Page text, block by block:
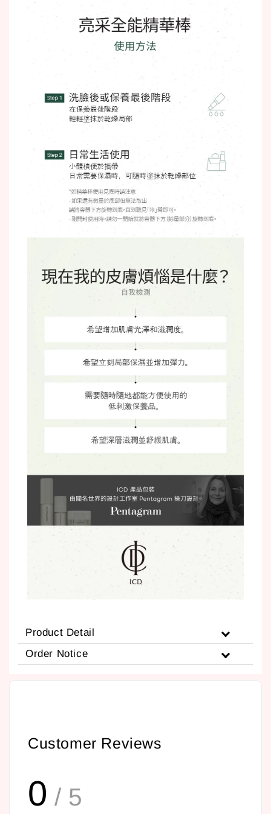
Product Detail
Order Notice
Customer Reviews
0 / 5